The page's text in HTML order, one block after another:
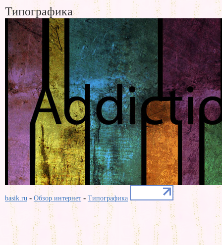
Типографика
basik.ru - Обзор интернет - Типографика